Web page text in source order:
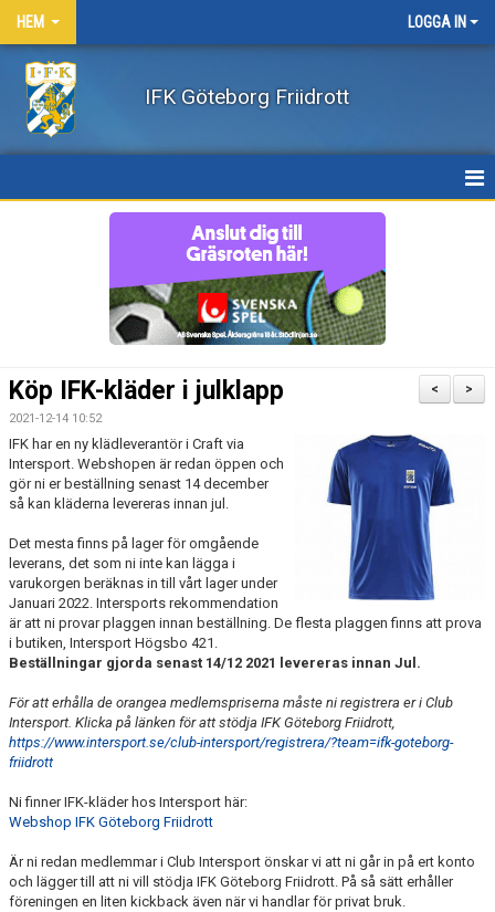
HEM LOGGA IN
IFK Göteborg Friidrott
KLÄDER
LEDARE/UTBILDNING
BILDGALLERI
>
<
Köp IFK-kläder i julklapp
2021-12-14 10:52
IFK har en ny klädleverantör i Craft via
Intersport. Webshopen är redan öppen och
gör ni er beställning senast 14 december
så kan kläderna levereras innan jul.
Det mesta finns på lager för omgående
leverans, det som ni inte kan lägga i
varukorgen beräknas in till vårt lager under
Januari 2022. Intersports rekommendation
är att ni provar plaggen innan beställning. De flesta plaggen finns att prova
i butiken, Intersport Högsbo 421.
Beställningar gjorda senast 14/12 2021 levereras innan Jul.
För att erhålla de orangea medlemspriserna måste ni registrera er i Club
Intersport. Klicka på länken för att stödja IFK Göteborg Friidrott,
https://www.intersport.se/club-intersport/registrera/?team=ifk-goteborg-
friidrott
Ni finner IFK-kläder hos Intersport här:
Webshop IFK Göteborg Friidrott
Är ni redan medlemmar i Club Intersport önskar vi att ni går in på ert konto
och lägger till att ni vill stödja IFK Göteborg Friidrott. På så sätt erhåller
föreningen en liten kickback även när vi handlar för privat bruk.